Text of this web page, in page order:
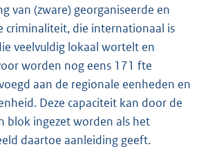
van (zware) georganiseerde en
criminaliteit, die internationaal is
veelvuldig lokaal wortelt en
worden nog eens 171 fte
aan de regionale eenheden en
Deze capaciteit kan door de
blok ingezet worden als het
daartoe aanleiding geeft.